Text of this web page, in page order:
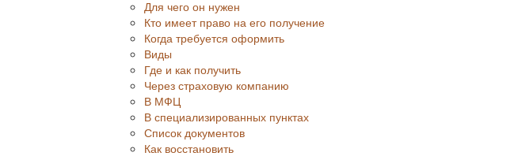
Для чего он нужен
Кто имеет право на его получение
Когда требуется оформить
Виды
Где и как получить
Через страховую компанию
В МФЦ
В специализированных пунктах
Список документов
Как восстановить